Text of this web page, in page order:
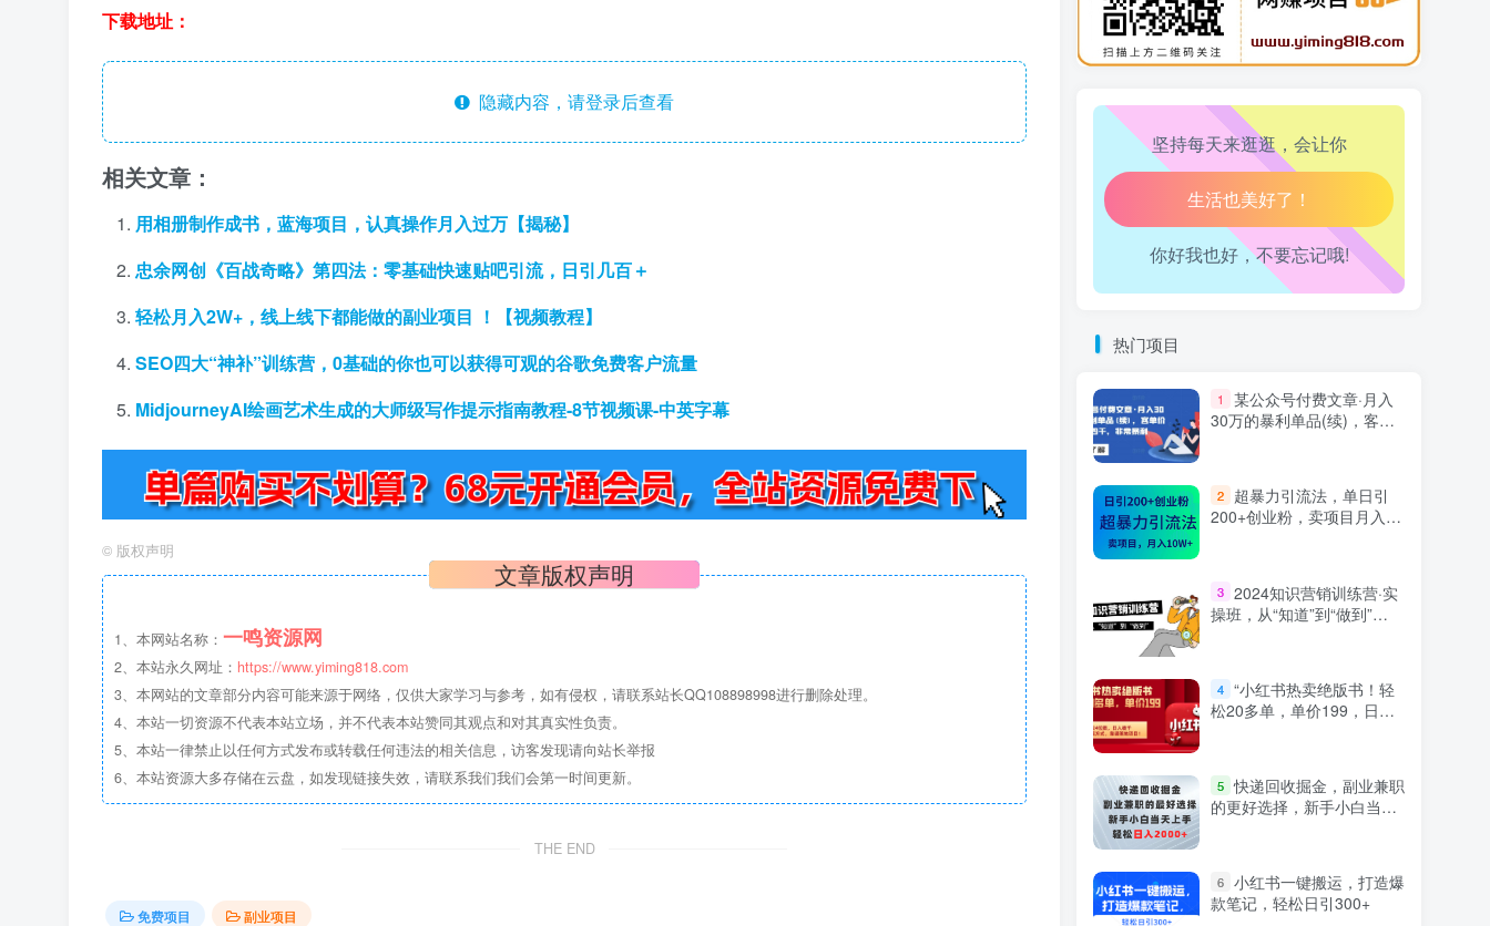
下载地址：
隐藏内容，请登录后查看
相关文章：
用相册制作成书，蓝海项目，认真操作月入过万【揭秘】
忠余网创《百战奇略》第四法：零基础快速贴吧引流，日引几百＋
轻松月入2W+，线上线下都能做的副业项目 ！【视频教程】
SEO四大“神补”训练营，0基础的你也可以获得可观的谷歌免费客户流量
MidjourneyAI绘画艺术生成的大师级写作提示指南教程-8节视频课-中英字幕
© 版权声明
文章版权声明
1、本网站名称： 一鸣资源网
2、本站永久网址： https://www.yiming818.com
3、本网站的文章部分内容可能来源于网络，仅供大家学习与参考，如有侵权，请联系站长QQ108898998进行删除处理。
4、本站一切资源不代表本站立场，并不代表本站赞同其观点和对其真实性负责。
5、本站一律禁止以任何方式发布或转载任何违法的相关信息，访客发现请向站长举报
6、本站资源大多存储在云盘，如发现链接失效，请联系我们我们会第一时间更新。
THE END
免费项目
副业项目
9 AI+逛逛薅免费流，淘宝逛逛短视频带货
10 万三-东南亚跨境tk小店运营课
坚持每天来逛逛，会让你
走路也有劲了！
腰也不酸了！
工作也轻松了！
你好我也好，不要忘记哦!
热门项目
1
某公众号付费文章·月入
30万的暴利单品(续)，客单
2
超暴力引流法，单日引
200+创业粉，卖项目月入10
3 2024知识营销训练营·实
操班，从“知道”到“做到”
4 “小红书热卖绝版书！轻
松20多单，单价199，日入
5 快递回收掘金，副业兼职
的更好选择，新手小白当天
6 小红书一键搬运，打造爆
款笔记，轻松日引300+